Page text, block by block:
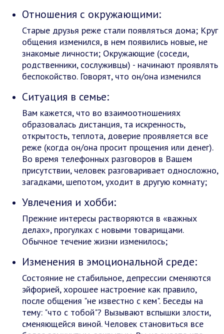
Отношения с окружающими:
Старые друзья реже стали появляться дома; Круг
общения изменился, в нем появились новые, не
знакомые личности; Окружающие (соседи,
родственники, сослуживцы) - начинают проявлять
беспокойство. Говорят, что он/она изменился
Ситуация в семье:
Вам кажется, что во взаимоотношениях
образовалась дистанция, та искренность,
открытость, теплота, доверие проявляется все
реже (когда он/она просит прощения или денег).
Во время телефонных разговоров в Вашем
присутствии, человек разговаривает односложно,
загадками, шепотом, уходит в другую комнату;
Увлечения и хобби:
Прежние интересы растворяются в «важных
делах», прогулках с новыми товарищами.
Обычное течение жизни изменилось;
Изменения в эмоциональной среде:
Состояние не стабильное, депрессии сменяются
эйфорией, хорошее настроение как правило,
после общения "не известно с кем". Беседы на
тему: "что с тобой"? Вызывают вспышки злости,
сменяющейся виной. Человек становиться все